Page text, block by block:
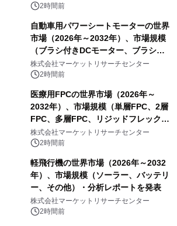
2時間前
自動車用パワーシートモーターの世界
市場（2026年～2032年）、市場規模
（ブラシ付きDCモーター、ブラシレ
スDCモーター）・分析レポートを発
表
株式会社マーケットリサーチセンター
2時間前
医療用FPCの世界市場（2026年～
2032年）、市場規模（単層FPC、2層
FPC、多層FPC、リジッドフレックス
PCB）・分析レポートを発表
株式会社マーケットリサーチセンター
2時間前
軽飛行機の世界市場（2026年～2032
年）、市場規模（ソーラー、バッテリ
ー、その他）・分析レポートを発表
株式会社マーケットリサーチセンター
2時間前